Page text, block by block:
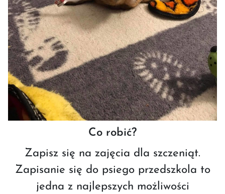
Co robić?
Zapisz się na zajęcia dla szczeniąt.
Zapisanie się do psiego przedszkola to
jedna z najlepszych możliwości